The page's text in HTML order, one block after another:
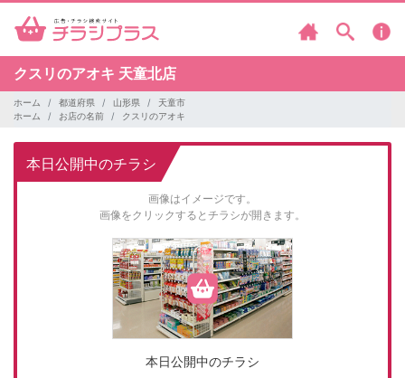
クスリのアオキ 天童北店
ホーム 都道府県 山形県
天童市
ホーム
お店の名前 クスリのアオキ
本日公開中のチラシ
画像はイメージです。
画像をクリックするとチラシが開きます。
本日公開中のチラシ